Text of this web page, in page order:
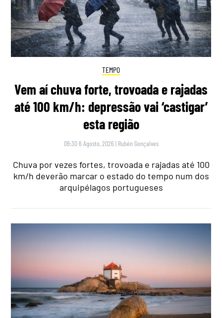
TEMPO
Vem aí chuva forte, trovoada e rajadas
até 100 km/h: depressão vai ‘castigar’
esta região
09:30 6 Agosto, 2026 | Rubén Gonçalves
Chuva por vezes fortes, trovoada e rajadas até 100
km/h deverão marcar o estado do tempo num dos
arquipélagos portugueses